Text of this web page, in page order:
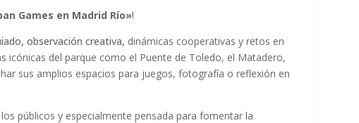
Games en Madrid Río»!
observación creativa, dinámicas cooperativas y retos en
icónicas del parque como el Puente de Toledo, el Matadero,
sus amplios espacios para juegos, fotografía o reflexión en
públicos y especialmente pensada para fomentar la